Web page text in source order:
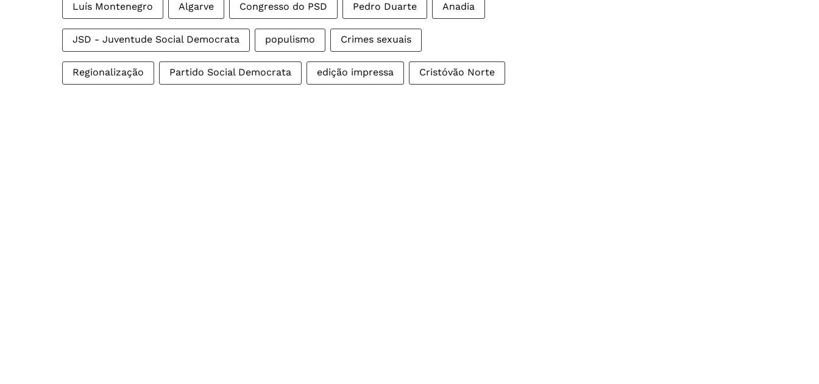
Luís Montenegro Algarve Congresso do PSD Pedro Duarte Anadia
JSD - Juventude Social Democrata populismo Crimes sexuais
Regionalização Partido Social Democrata edição impressa Cristóvão Norte